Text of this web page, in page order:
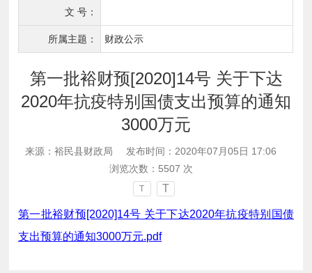
文 号：
所属主题： 财政公示
第一批裕财预[2020]14号 关于下达
2020年抗疫特别国债支出预算的通知
3000万元
来源：裕民县财政局
发布时间：2020年07月05日 17:06
浏览次数： 5507 次
T T
第一批裕财预[2020]14号 关于下达2020年抗疫特别国债
支出预算的通知3000万元.pdf